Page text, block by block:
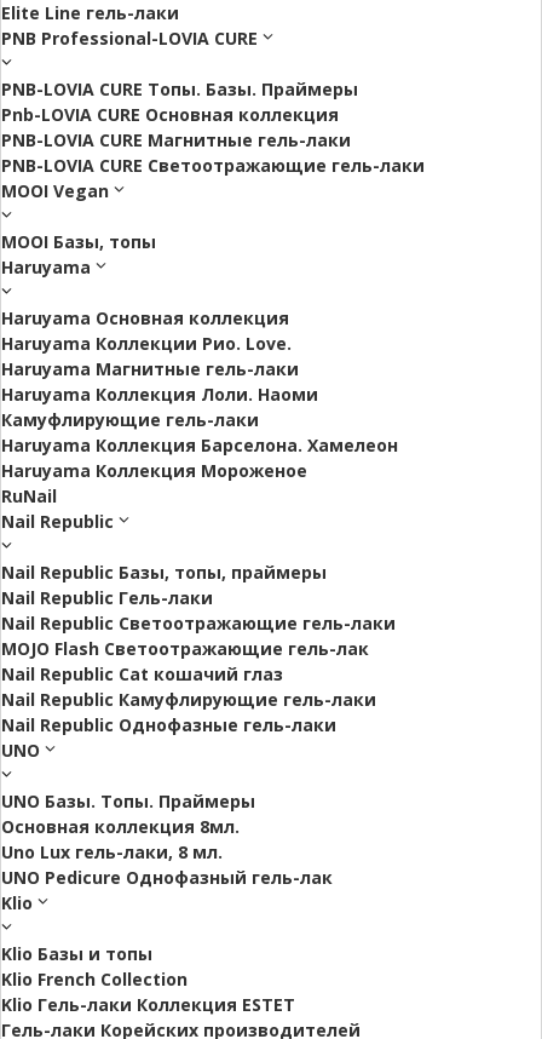
Elite Line гель-лаки
PNB Professional-LOVIA CURE
PNB-LOVIA CURE Топы. Базы. Праймеры
Pnb-LOVIA CURE Основная коллекция
PNB-LOVIA CURE Магнитные гель-лаки
PNB-LOVIA CURE Cветоотражающие гель-лаки
MOOI Vegan
MOOI Базы, топы
Haruyama
Haruyama Основная коллекция
Haruyama Коллекции Рио. Love.
Haruyama Магнитные гель-лаки
Haruyama Коллекция Лоли. Наоми
Камуфлирующие гель-лаки
Haruyama Коллекция Барселона. Хамелеон
Haruyama Коллекция Мороженое
RuNail
Nail Republic
Nail Republic Базы, топы, праймеры
Nail Republic Гель-лаки
Nail Republic Светоотражающие гель-лаки
MOJO Flash Светоотражающие гель-лак
Nail Republic Cat кошачий глаз
Nail Republic Камуфлирующие гель-лаки
Nail Republic Однофазные гель-лаки
UNO
UNO Базы. Топы. Праймеры
Основная коллекция 8мл.
Uno Lux гель-лаки, 8 мл.
UNO Pedicure Однофазный гель-лак
Klio
Klio Базы и топы
Klio French Collection
Klio Гель-лаки Коллекция ESTET
Гель-лаки Корейских производителей